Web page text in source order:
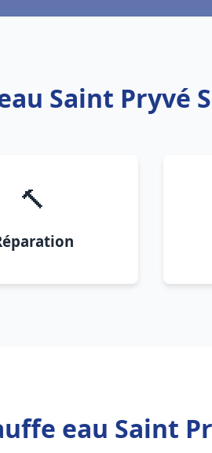
Saint Pryvé
🔨
eau Saint